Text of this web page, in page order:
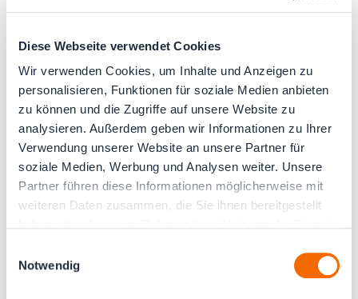
Diese Webseite verwendet Cookies
Wir verwenden Cookies, um Inhalte und Anzeigen zu
personalisieren, Funktionen für soziale Medien anbieten
zu können und die Zugriffe auf unsere Website zu
analysieren. Außerdem geben wir Informationen zu Ihrer
Verwendung unserer Website an unsere Partner für
soziale Medien, Werbung und Analysen weiter. Unsere
Partner führen diese Informationen möglicherweise mit
weiteren Daten zusammen, die Sie ihnen bereitgestellt
Notwendig
30 % Rabatt beim Kauf von 4 Packungen
Standardbriefkastens
Gekapselt nach IFS-Qualitätsstandards
Produktklassifikation:
Dieses Produkt ist ein Nahrungsergänzungsmittel und kein
Ersatz für eine abwechslungsreiche Ernährung.